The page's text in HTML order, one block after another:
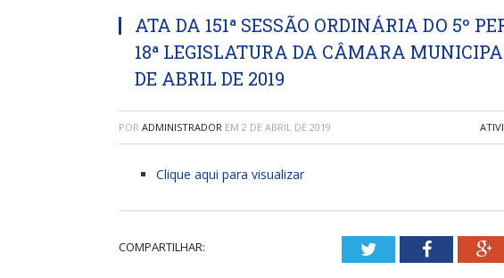
ATA DA 151ª SESSÃO ORDINÁRIA DO 5º
18ª LEGISLATURA DA CÂMARA
DE ABRIL DE 2019
POR ADMINISTRADOR EM 2 DE ABRIL DE 2019
Clique aqui para visualizar
COMPARTILHAR: TwitterFacebook